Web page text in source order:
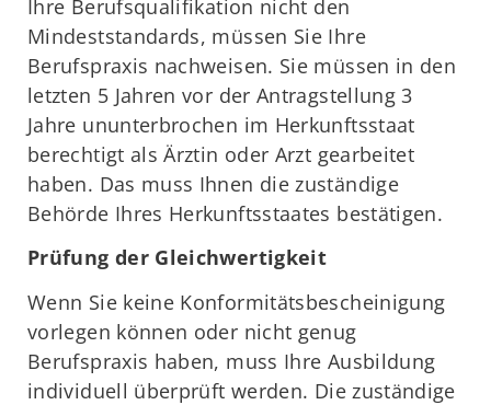
Ihre Berufsqualifikation nicht den
Mindeststandards, müssen Sie Ihre
Berufspraxis nachweisen. Sie müssen in den
letzten 5 Jahren vor der Antragstellung 3
Jahre ununterbrochen im Herkunftsstaat
berechtigt als Ärztin oder Arzt gearbeitet
haben. Das muss Ihnen die zuständige
Behörde Ihres Herkunftsstaates bestätigen.
Prüfung der Gleichwertigkeit
Wenn Sie keine Konformitätsbescheinigung
vorlegen können oder nicht genug
Berufspraxis haben, muss Ihre Ausbildung
individuell überprüft werden. Die zuständige